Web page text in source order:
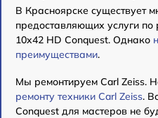
В Красноярске существует
предоставляющих услуги по
10x42 HD Conquest. Однако
преимуществами.
Мы ремонтируем Carl Zeiss.
ремонту техники Carl Zeiss.
Conquest для мастеров не